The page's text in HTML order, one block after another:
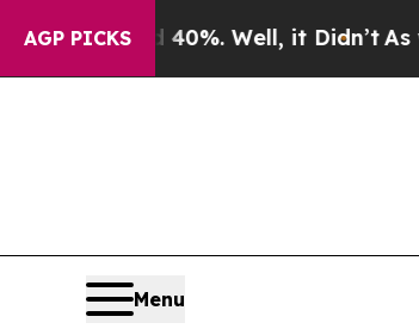
AGP PICKS
40%. Well, it Didn’tAs war With
Menu